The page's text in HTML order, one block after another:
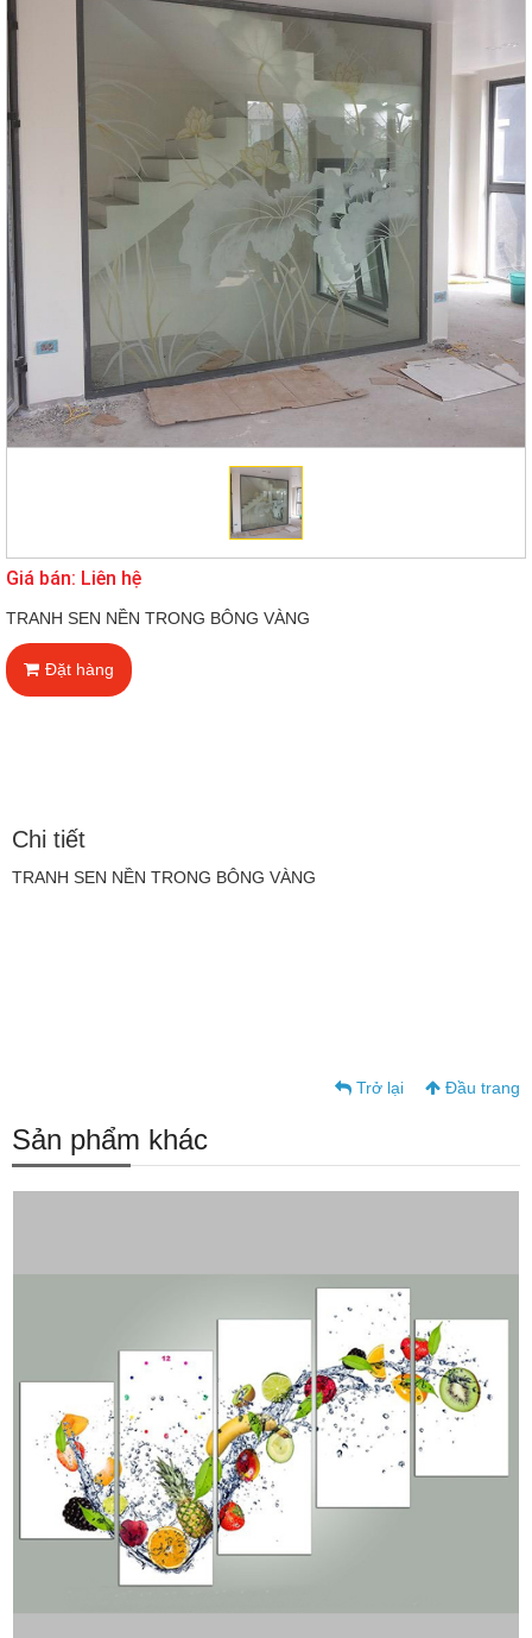
Giá bán: Liên hệ
TRANH SEN NỀN TRONG BÔNG VÀNG
Đặt hàng
Chi tiết
TRANH SEN NỀN TRONG BÔNG VÀNG
Trở lại Đầu trang
Sản phẩm khác